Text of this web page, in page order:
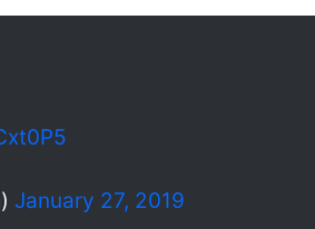
January 27, 2019